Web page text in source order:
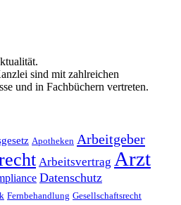
sind mit zahlreichen
und in Fachbüchern vertreten.
Apotheken Arbeitgeber
Arbeitsvertrag Arzt
Datenschutz
Fernbehandlung Gesellschaftsrecht